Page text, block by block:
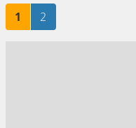
Page
1 sur 2Page
2